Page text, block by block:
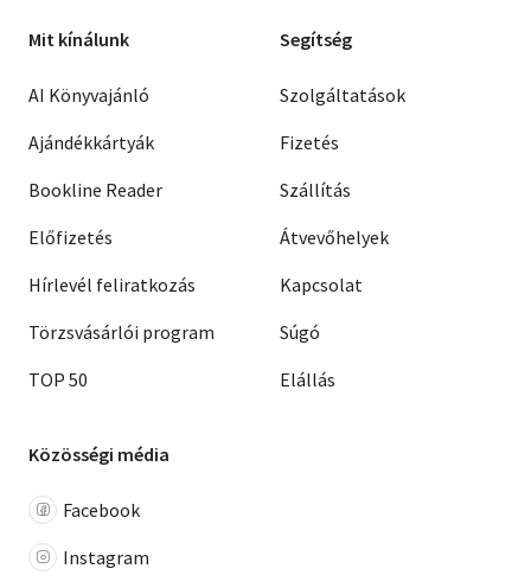
Mit kínálunk
AI Könyvajánló
Ajándékkártyák
Bookline Reader
Előfizetés
Hírlevél feliratkozás
Törzsvásárlói program
TOP 50
Segítség
Szolgáltatások
Fizetés
Szállítás
Átvevőhelyek
Kapcsolat
Súgó
Elállás
Közösségi média
Facebook
Instagram